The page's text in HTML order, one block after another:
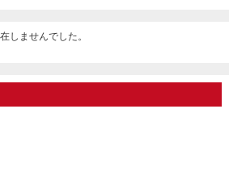
しませんでした。